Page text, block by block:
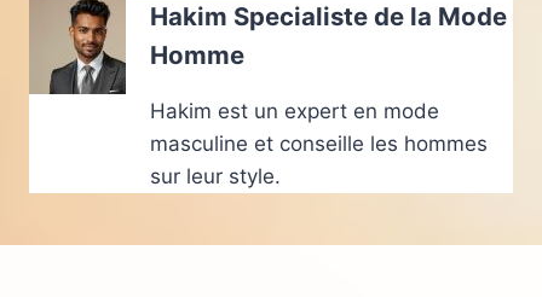
Hakim Specialiste de la Mode
Homme
Hakim est un expert en mode
masculine et conseille les hommes
sur leur style.